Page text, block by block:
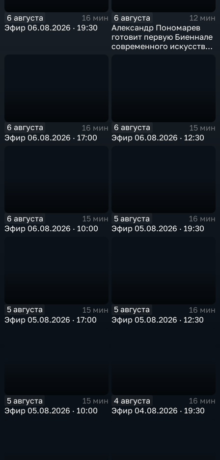
6 августа
16 мин
Эфир 06.08.2026 · 19:30
6 августа
12 мин
Александр Пономарев
готовит первую Биеннале
современного искусства
6 августа
16 мин
Эфир 06.08.2026 · 17:00
6 августа
15 мин
Эфир 06.08.2026 · 12:30
6 августа
15 мин
Эфир 06.08.2026 · 10:00
5 августа
16 мин
Эфир 05.08.2026 · 19:30
5 августа
15 мин
Эфир 05.08.2026 · 17:00
5 августа
16 мин
Эфир 05.08.2026 · 12:30
5 августа
15 мин
Эфир 05.08.2026 · 10:00
4 августа
16 мин
Эфир 04.08.2026 · 19:30